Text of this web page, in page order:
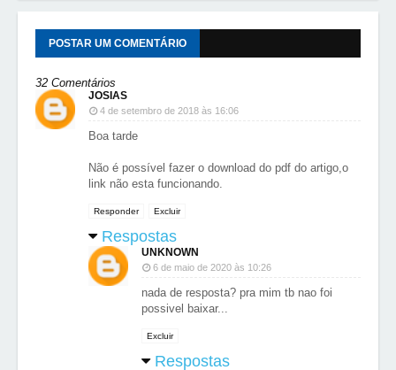
POSTAR UM COMENTÁRIO
32 Comentários
JOSIAS
4 de setembro de 2018 às 16:06
Boa tarde
Não é possível fazer o download do pdf do artigo,o
link não esta funcionando.
Responder Excluir
Respostas
UNKNOWN
6 de maio de 2020 às 10:26
nada de resposta? pra mim tb nao foi
possivel baixar...
Excluir
Respostas